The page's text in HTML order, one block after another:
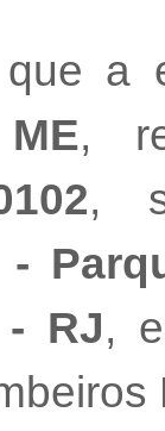
que a
,
,
-
- RJ,